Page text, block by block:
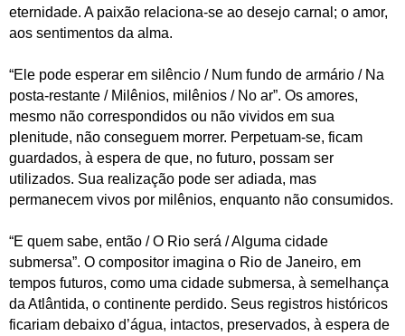
eternidade. A paixão relaciona-se ao desejo carnal; o amor,
aos sentimentos da alma.
“Ele pode esperar em silêncio / Num fundo de armário / Na
posta-restante / Milênios, milênios / No ar”. Os amores,
mesmo não correspondidos ou não vividos em sua
plenitude, não conseguem morrer. Perpetuam-se, ficam
guardados, à espera de que, no futuro, possam ser
utilizados. Sua realização pode ser adiada, mas
permanecem vivos por milênios, enquanto não consumidos.
“E quem sabe, então / O Rio será / Alguma cidade
submersa”. O compositor imagina o Rio de Janeiro, em
tempos futuros, como uma cidade submersa, à semelhança
da Atlântida, o continente perdido. Seus registros históricos
ficariam debaixo d’água, intactos, preservados, à espera de